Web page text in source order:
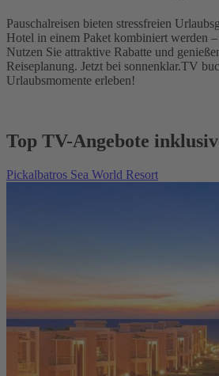
Pauschalreisen bieten stressfreien
Hotel in einem Paket kombiniert werden
Nutzen Sie attraktive Rabatte und
Reiseplanung. Jetzt bei sonnenklar.TV
Urlaubsmomente erleben!
Top TV-Angebote
Pickalbatros Sea World Resort